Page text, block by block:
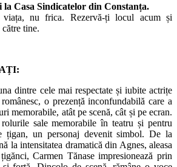
la Casa Sindicatelor din Constanța.
nu frica. Rezervă-ți locul acum și
tine.
dintre cele mai respectate și iubite actrițe
o prezență inconfundabilă care a
memorabile, atât pe scenă, cât și pe ecran.
sale memorabile în teatru și pentru
țigan, un personaj devenit simbol. De la
la intensitatea dramatică din Agnes, aleasa
Carmen Tănase impresionează prin